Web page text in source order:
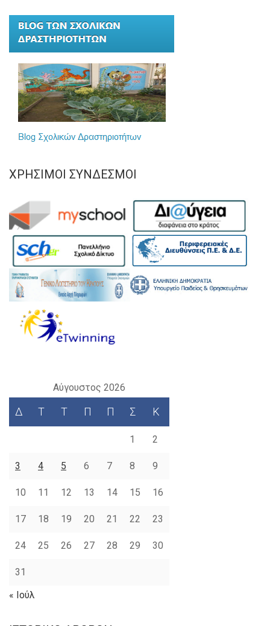
ΧΡΉΣΙΜΟΙ ΣΎΝΔΕΣΜΟΙ
Αύγουστος 2026
Δ Τ Τ Π Π Σ Κ
1 2
3 4 5 6 7 8 9
10 11 12 13 14 15 16
17 18 19 20 21 22 23
24 25 26 27 28 29 30
31
« Ιούλ